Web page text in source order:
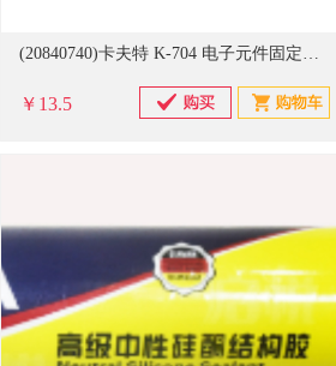
(20840740)卡夫特 K-704 电子元件固定胶(单位：支)
￥13.5